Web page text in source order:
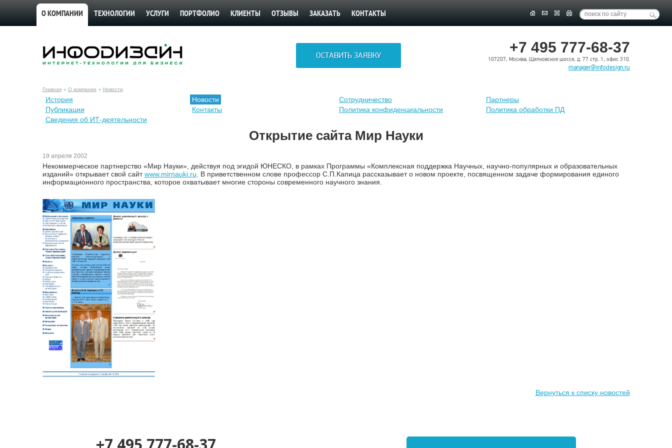
О КОМПАНИИ ТЕХНОЛОГИИ УСЛУГИ ПОРТФОЛИО КЛИЕНТЫ ОТЗЫВЫ ЗАКАЗАТЬ КОНТАКТЫ
+7 495 777-68-37
107207, Москва, Щелковское шоссе, д. 77 стр. 1, офис 310.
manager@infodesign.ru
ОСТАВИТЬ ЗАЯВКУ
Главная О компании Новости
История Новости Сотрудничество
Партнеры
Публикации
Контакты Политика конфиденциальности
Политика обработки ПД
Сведения об ИТ-деятельности
Открытие сайта Мир Науки
19 апреля 2002
Некоммерческое партнерство «Мир Науки», действуя под эгидой ЮНЕСКО, в рамках Программы «Комплексная поддержка Научных, научно-популярных и образовательных
изданий» открывает свой сайтwww.mirnauki.ru . В приветственном слове профессор С.П.Капица рассказывает о новом проекте, посвященном задаче формирования единого
информационного пространства, которое охватывает многие стороны современного научного знания.
Вернуться к списку новостей